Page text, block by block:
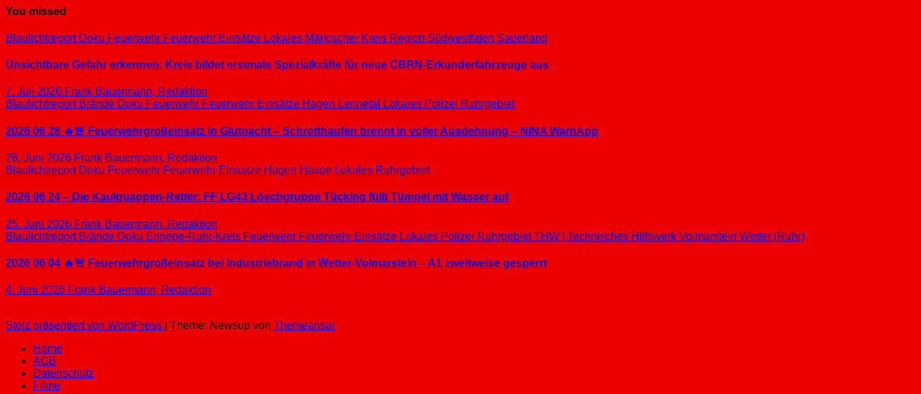
You missed
Blaulichtreport Doku Feuerwehr Feuerwehr Einsätze Lokales Märkischer Kreis Region Südwestfalen Sauerland
Unsichtbare Gefahr erkennen: Kreis bildet erstmals Spezialkräfte für neue CBRN-Erkunderfahrzeuge aus
7. Juli 2026 Frank Bauermann, Redaktion
Blaulichtreport Brände Doku Feuerwehr Feuerwehr Einsätze Hagen Lennetal Lokales Polizei Ruhrgebiet
2026 06 28 🔥🚨 Feuerwehrgroßeinsatz in Glutnacht – Schrotthaufen brennt in voller Ausdehnung – NINA WarnApp
28. Juni 2026 Frank Bauermann, Redaktion
Blaulichtreport Doku Feuerwehr Feuerwehr Einsätze Hagen Haspe Lokales Ruhrgebiet
2026 06 24 – Die Kaulquappen-Retter: FF LG43 Löschgruppe Tücking füllt Tümpel mit Wasser auf
25. Juni 2026 Frank Bauermann, Redaktion
Blaulichtreport Brände Doku Ennepe-Ruhr-Kreis Feuerwehr Feuerwehr Einsätze Lokales Polizei RuhrgebietTHW | Technisches Hilfswerk Volmarstein Wetter (Ruhr)
2026 06 04 🔥🚨 Feuerwehrgroßeinsatz bei Industriebrand in Wetter-Volmarstein – A1 zweitweise gesperrt
4. Juni 2026 Frank Bauermann, Redaktion
Stolz präsentiert von WordPress Theme: Newsup von Themeansar
Home
AGB
Datenschutz
Filme